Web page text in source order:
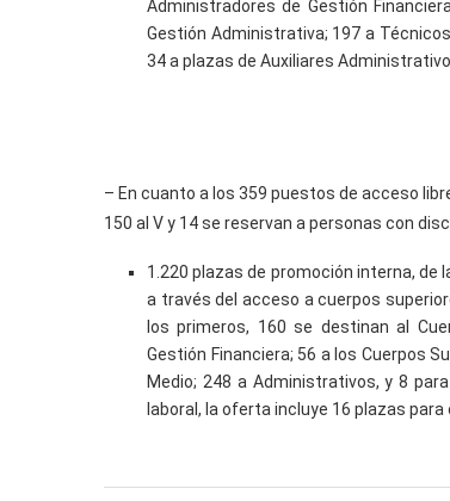
Administradores de Gestión
Gestión Administrativa; 197 a
34 a plazas de Auxiliares
– En cuanto a los 359 puestos de acceso
150 al V y 14 se reservan a personas con
1.220 plazas de promoción interna,
a través del acceso a cuerpos
los primeros, 160 se destinan al
Gestión Financiera; 56 a los Cuerpos
Medio; 248 a Administrativos, y 8
laboral, la oferta incluye 16 plazas para